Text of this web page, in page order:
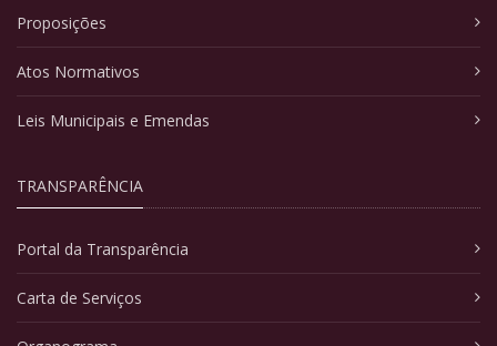
Proposições
Atos Normativos
Leis Municipais e Emendas
TRANSPARÊNCIA
Portal da Transparência
Carta de Serviços